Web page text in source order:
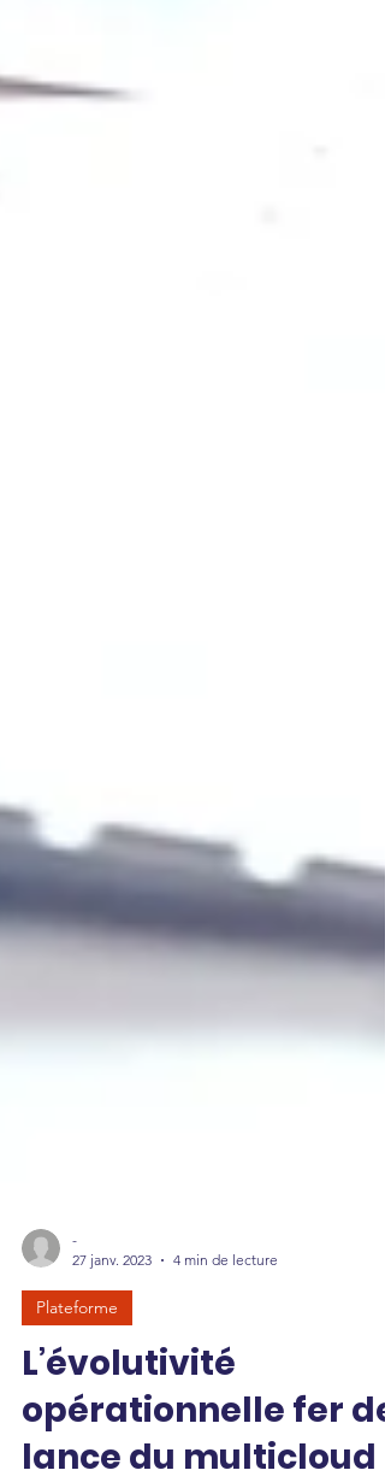
-
27 janv. 2023
4 min de lecture
Plateforme
L’évolutivité